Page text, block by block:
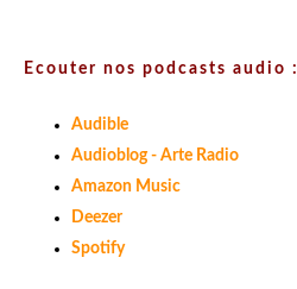
Ecouter nos podcasts audio :
Audible
Audioblog - Arte Radio
Amazon Music
Deezer
Spotify